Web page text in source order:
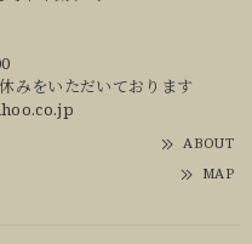
みをいただいております
ABOUT
MAP